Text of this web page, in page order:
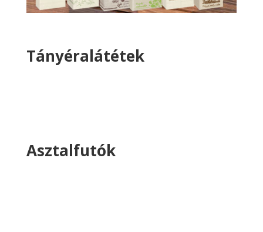
Tányéralátétek
Asztalfutók